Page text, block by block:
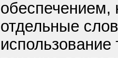
отдельные